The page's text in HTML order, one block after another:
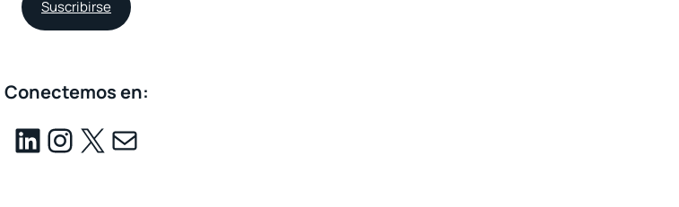
Suscribirse
Conectemos en: